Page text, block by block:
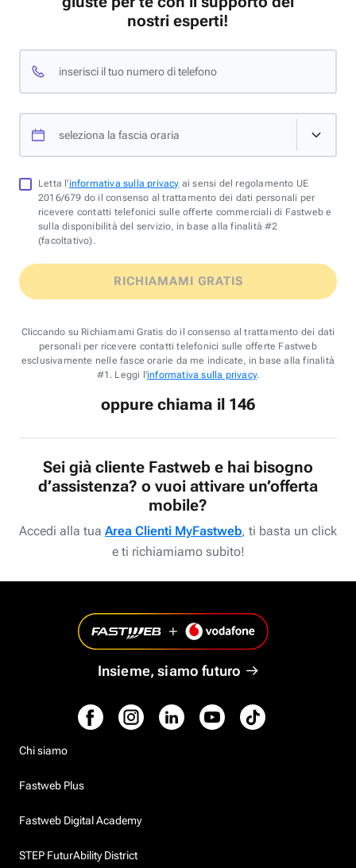
nostri esperti!
inserisci il tuo numero di telefono
seleziona la fascia oraria
Letta l'informativa sulla privacy ai sensi del regolamento UE
2016/679 do il consenso al trattamento dei dati personali per
ricevere contatti telefonici sulle offerte commerciali di Fastweb e
sulla disponibilità del servizio, in base alla finalità #2
(facoltativo).
RICHIAMAMI GRATIS
Cliccando su Richiamami Gratis do il consenso al trattamento dei dati
personali per ricevere contatti telefonici sulle offerte Fastweb
esclusivamente nelle fasce orarie da me indicate, in base alla finalità
#1. Leggi l'informativa sulla privacy.
oppure chiama il 146
Sei già cliente Fastweb e hai bisogno
d’assistenza? o vuoi attivare un’offerta
mobile?
Accedi alla tua Area Clienti MyFastweb, ti basta un click
e ti richiamiamo subito!
Insieme, siamo futuro
Chi siamo
Fastweb Plus
Fastweb Digital Academy
STEP FuturAbility District